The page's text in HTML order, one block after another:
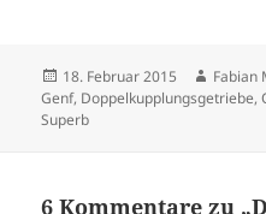
Veröffentlicht
am
18. Februar 2015 Autor
Fabian
Genf, Doppelkupplungsgetriebe,
Superb
6 Kommentare zu